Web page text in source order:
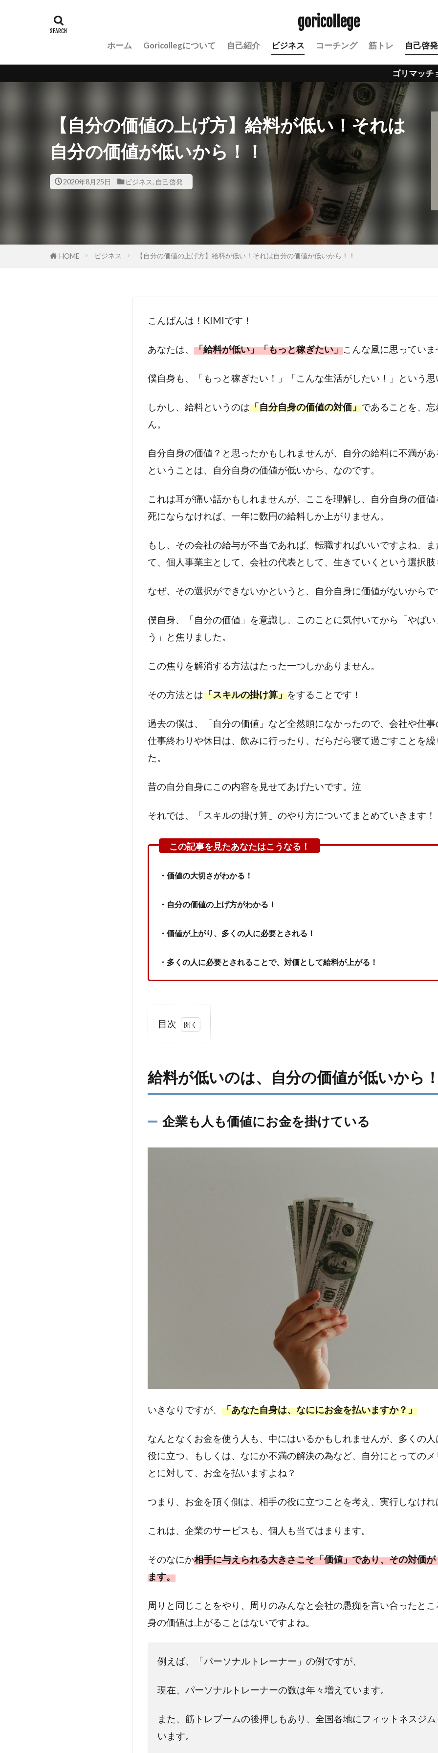
goricollege
ホーム Goricollegについて 自己紹介 ビジネス コーチング 筋トレ 自己啓発
ゴリマッチョが教える
【自分の価値の上げ方】給料が低い！それは
自分の価値が低いから！！
2020年8月25日 ビジネス, 自己啓発
HOME ビジネス 【自分の価値の上げ方】給料が低い！それは自分の価値が低いから！！
こんばんは！KIMIです！
あなたは、 「給料が低い」「もっと稼ぎたい」こんな風に思ってい
僕自身も、「もっと稼ぎたい！」「こんな生活がしたい！」という
しかし、給料というのは「自分自身の価値の対価」であることを、
ん。
自分自身の価値？と思ったかもしれませんが、自分の給料に不満が
ということは、自分自身の価値が低いから、なのです。
これは耳が痛い話かもしれませんが、ここを理解し、自分自身の価
死にならなければ、一年に数円の給料しか上がりません。
もし、その会社の給与が不当であれば、転職すればいいですよね、
て、個人事業主として、会社の代表として、生きていくという選択
なぜ、その選択ができないかというと、自分自身に価値がないからで
僕自身、「自分の価値」を意識し、このことに気付いてから「やば
う」と焦りました。
この焦りを解消する方法はたった一つしかありません。
その方法とは「スキルの掛け算」をすることです！
過去の僕は、「自分の価値」など全然頭になかったので、会社や仕
仕事終わりや休日は、飲みに行ったり、だらだら寝て過ごすことを
た。
昔の自分自身にこの内容を見せてあげたいです。泣
それでは、「スキルの掛け算」のやり方についてまとめていきます！
・価値の大切さがわかる！
・自分の価値の上げ方がわかる！
・価値が上がり、多くの人に必要とされる！
・多くの人に必要とされることで、対価として給料が上がる！
目次
1
いの
の価
値が
違う
ルを
こと
1.3
スキ
磨く
ため
は？
ま
と
給料が低いのは、自分の価値が低いから
企業も人も価値にお金を掛けている
いきなりですが、 「あなた自身は、なににお金を払いますか？」
なんとなくお金を使う人も、中にはいるかもしれませんが、多くの
役に立つ、もしくは、なにか不満の解決の為など、自分にとっての
とに対して、お金を払いますよね？
つまり、お金を頂く側は、相手の役に立つことを考え、実行しなけ
これは、企業のサービスも、個人も当てはまります。
そのなにか相手に与えられる大きさこそ「価値」であり、その対価
ます。
周りと同じことをやり、周りのみんなと会社の愚痴を言い合ったと
身の価値は上がることはないですよね。
例えば、「パーソナルトレーナー」の例ですが、
現在、パーソナルトレーナーの数は年々増えています。
また、筋トレブームの後押しもあり、全国各地にフィットネスジ
います。